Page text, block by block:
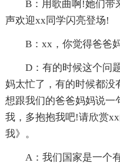
B：用歌曲啊!她们带
声欢迎xx同学闪亮登场!
B：xx，你觉得爸爸
D：有的时候这个问
妈太忙了，有的时候都没
想跟我们的爸爸妈妈说一
我，多抱抱我吧!请欣赏
我》。
A：我们国家是一个